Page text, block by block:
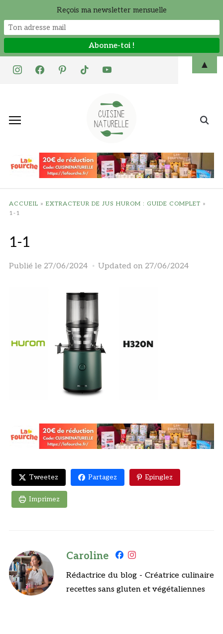
instagramfacebookpinteresttiktok youtube
Search
ACCUEIL » EXTRACTEUR DE JUS HUROM : GUIDE COMPLET »
1-1
1-1
Publié le 27/06/2024 Updated on 27/06/2024
Tweetez Partagez Epinglez
Imprimez
Caroline
Rédactrice du blog - Créatrice culinaire
recettes sans gluten et végétaliennes
Reçois ma newsletter mensuelle
▲